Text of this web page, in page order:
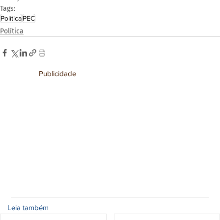
Tags:
PolíticaPEC
Política
Publicidade
Leia também